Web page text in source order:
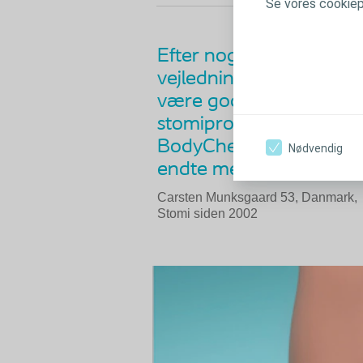
Se vores
Nødvendig
Efter nogle år med
vejledning til, hvilke
være godt at gøre sig,
stomiprodukt. På bare
BodyCheck mig lige
endte med at få et
Carsten Munksgaard 53, Danmark,
Stomi siden 2002